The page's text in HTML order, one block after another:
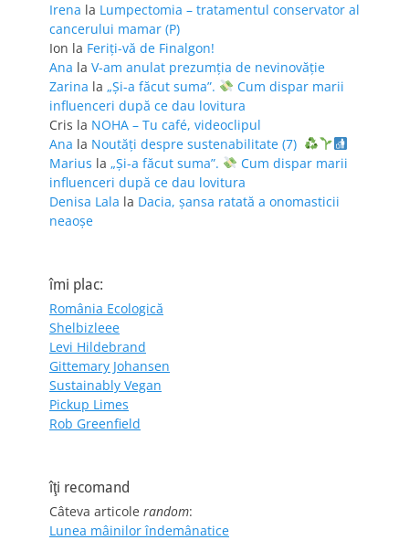
Irena la Lumpectomia – tratamentul conservator al
cancerului mamar (P)
Ion la Feriţi-vă de Finalgon!
Ana la V-am anulat prezumția de nevinovăție
Zarina la „Și-a făcut suma”.
Cum dispar marii
influenceri după ce dau lovitura
Cris la NOHA – Tu café, videoclipul
Ana la Noutăți despre sustenabilitate (7)
Marius la „Și-a făcut suma”.
Cum dispar marii
influenceri după ce dau lovitura
Denisa Lala la Dacia, șansa ratată a onomasticii
neaoșe
îmi plac:
România Ecologică
Shelbizleee
Levi Hildebrand
Gittemary Johansen
Sustainably Vegan
Pickup Limes
Rob Greenfield
îţi recomand
Câteva articole random:
Lunea mâinilor îndemânatice